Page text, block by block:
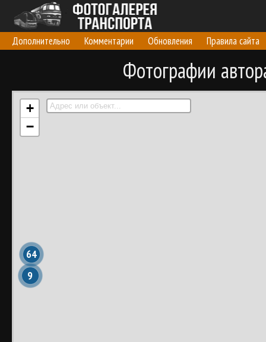
Дополнительно Комментарии Обновления Правила сайта
Фотографии
64
9
+
−